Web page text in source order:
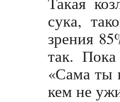
сука,
зрения
так.
«Сама ты
кем не